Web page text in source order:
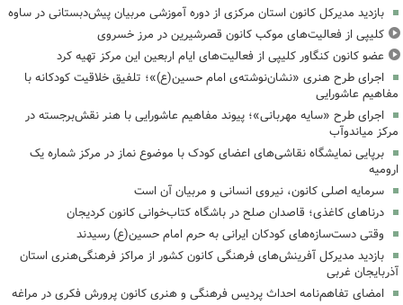
بازدید مدیرکل کانون استان مرکزی از دوره آموزشی مربیان پیش‌دبستانی در ساوه
کلیپی از فعالیت‌های موکب کانون قصرشیرین در مرز خسروی
عضو کانون کنگاور کلیپی از فعالیت‌های ایام اربعین این مرکز تهیه کرد
اجرای طرح هنری «نشان‌نوشته‌ی امام حسین(ع)»؛ تلفیق خلاقیت کودکانه با
مفاهیم عاشورایی
اجرای طرح «سایه مهربانی»؛ پیوند مفاهیم عاشورایی با هنر نقش‌برجسته در
مرکز میاندوآب
برپایی نمایشگاه نقاشی‌های اعضای کودک با موضوع نماز در مرکز شماره یک
ارومیه
سرمایه اصلی کانون، نیروی انسانی و مربیان آن است
درناهای کاغذی؛ قاصدان صلح در باشگاه کتاب‌خوانی کانون کردیجان
وقتی دست‌سازه‌های کودکان ایرانی به حرم امام حسین(ع) رسیدند
بازدید مدیرکل آفرینش‌های فرهنگی کانون کشور از مراکز فرهنگی‌هنری استان
آذربایجان غربی
امضای تفاهم‌نامه احداث پردیس فرهنگی و هنری کانون پرورش فکری در مراغه